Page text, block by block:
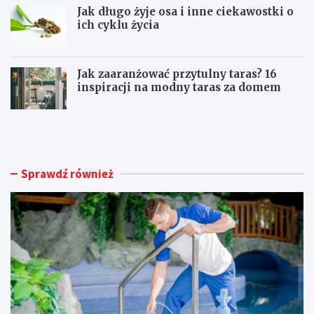
Jak długo żyje osa i inne ciekawostki o
ich cyklu życia
Jak zaaranżować przytulny taras? 16
inspiracji na modny taras za domem
U
m
n
i
e
c
z
y
s
t
o
I
s
t
u
e
ż
w
i
r
e
Sprawdź również